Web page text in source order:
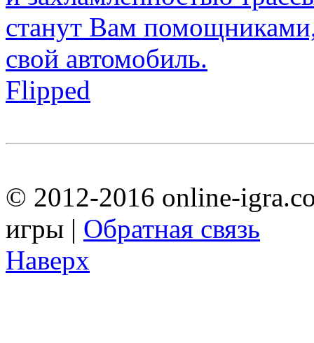
Flipped
© 2012-2016 online-
игры | Обратная связь
Наверх